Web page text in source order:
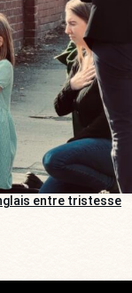
entre tristesse